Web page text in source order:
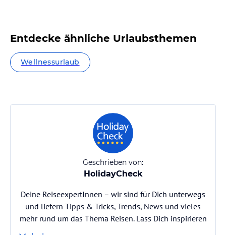
Entdecke ähnliche Urlaubsthemen
Wellnessurlaub
Geschrieben von:
HolidayCheck
Deine ReiseexpertInnen – wir sind für Dich unterwegs
und liefern Tipps & Tricks, Trends, News und vieles
mehr rund um das Thema Reisen. Lass Dich inspirieren